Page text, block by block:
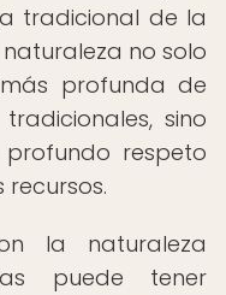
tradicional de la
naturaleza no solo
profunda de
sino
respeto
la naturaleza
puede tener